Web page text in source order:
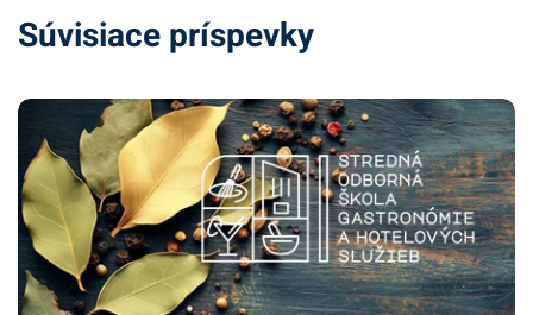
Súvisiace príspevky